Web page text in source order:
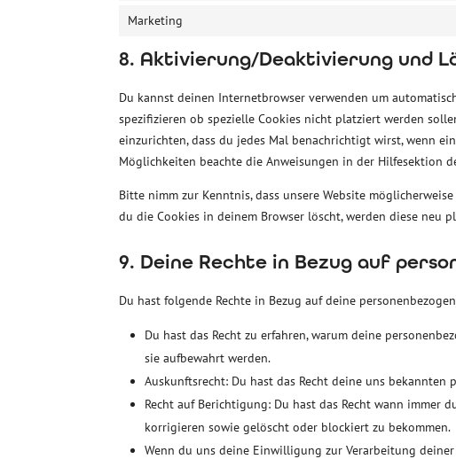
Marketing
8. Aktivierung/Deaktivierung und
Du kannst deinen Internetbrowser verwenden um
spezifizieren ob spezielle Cookies nicht platziert werden
einzurichten, dass du jedes Mal benachrichtigt wirst, wenn
Möglichkeiten beachte die Anweisungen in der Hilfesektion
Bitte nimm zur Kenntnis, dass unsere Website
du die Cookies in deinem Browser löscht, werden diese neu
9. Deine Rechte in Bezug auf
Du hast folgende Rechte in Bezug auf deine
Du hast das Recht zu erfahren, warum deine
sie aufbewahrt werden.
Auskunftsrecht: Du hast das Recht deine uns bekannten
Recht auf Berichtigung: Du hast das Recht wann immer
korrigieren sowie gelöscht oder blockiert zu bekommen.
Wenn du uns deine Einwilligung zur Verarbeitung